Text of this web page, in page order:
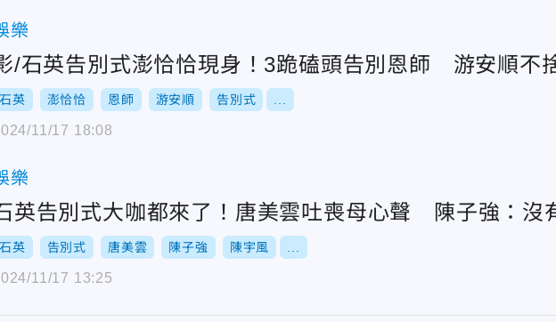
樂
/石英告別式澎恰恰現身！3跪磕頭告別恩師 游安順不
石英 澎恰恰 恩師 游安順 告別式
11/17 18:08
樂
英告別式大咖都來了！唐美雲吐喪母心聲 陳子強：沒
石英 告別式 唐美雲 陳子強 陳宇風
11/17 13:25